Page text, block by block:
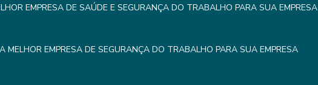
EMPRESA DE SAÚDE E SEGURANÇA DO TRABALHO PARA SUA EMPRESA
MELHOR EMPRESA DE SEGURANÇA DO TRABALHO PARA SUA EMPRESA